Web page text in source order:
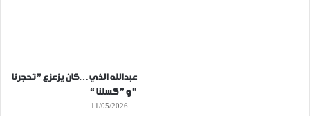
عبدالله الذي…كان يزعزع ” تحجرنا
” و ” كسلنا “
11/05/2026